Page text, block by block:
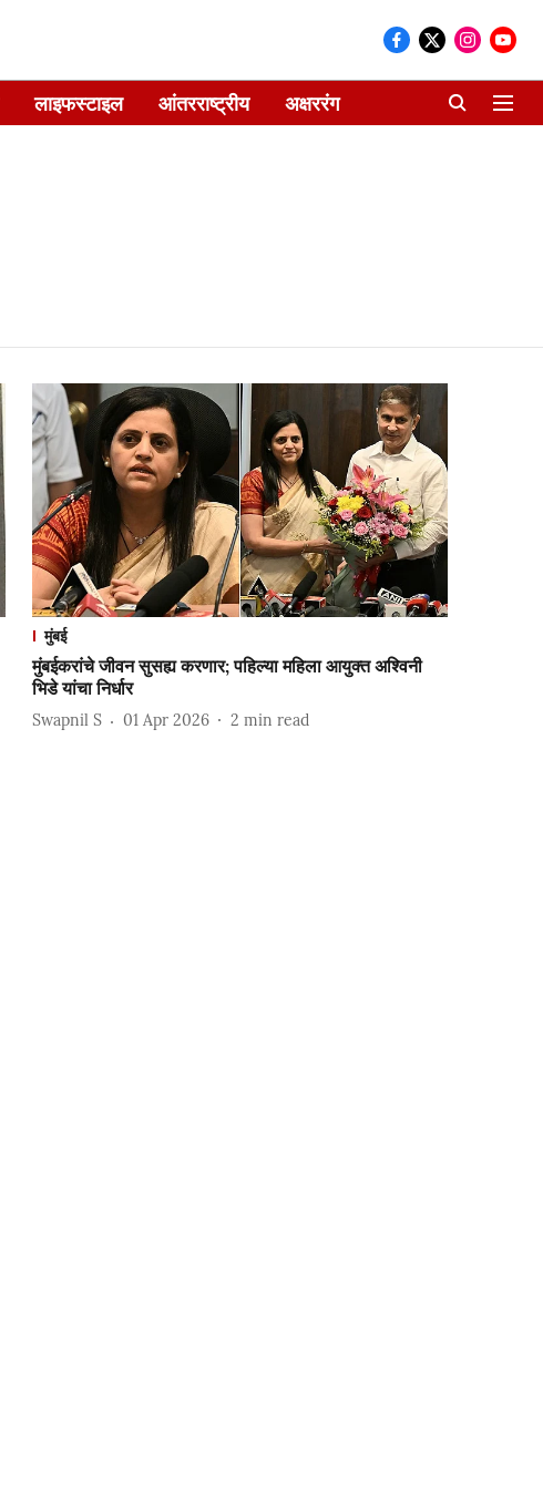
लाइफस्टाइल आंतरराष्ट्रीय अक्षररंग
मुंबई
मुंबईकरांचे जीवन सुसह्य करणार; पहिल्या महिला आयुक्त अश्विनी
भिडे यांचा निर्धार
Swapnil S 01 Apr 2026 2 min read